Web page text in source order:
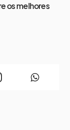
os melhores